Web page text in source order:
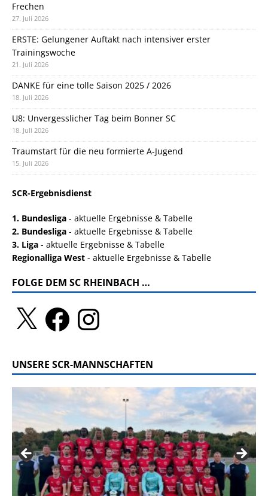
Frechen
27. Juli 2026
ERSTE: Gelungener Auftakt nach intensiver erster
Trainingswoche
21. Juli 2026
DANKE für eine tolle Saison 2025 / 2026
18. Juli 2026
U8: Unvergesslicher Tag beim Bonner SC
18. Juli 2026
Traumstart für die neu formierte A-Jugend
15. Juli 2026
SCR-Ergebnisdienst
1. Bundesliga - aktuelle Ergebnisse & Tabelle
2. Bundesliga - aktuelle Ergebnisse & Tabelle
3. Liga - aktuelle Ergebnisse & Tabelle
Regionalliga West - aktuelle Ergebnisse & Tabelle
FOLGE DEM SC RHEINBACH …
UNSERE SCR-MANNSCHAFTEN